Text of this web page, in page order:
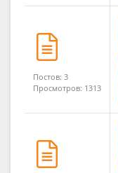
Постов: 3
Просмотров: 1313